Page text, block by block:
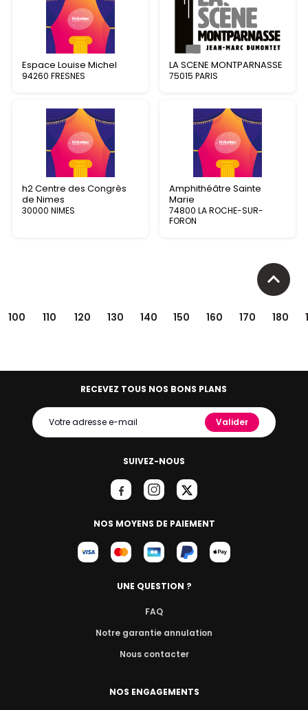
Espace Louise Michel
94260 FRESNES
LA SCENE MONTPARNASSE
75015 PARIS
h2 Centre des Congrès
de Nimes
30000 NIMES
Amphithéâtre Sainte
Marie
74800 LA ROCHE-SUR-
FORON
100 110 120 130 140 150 160 170 180
SUIVEZ-NOUS
NOS MOYENS DE PAIEMENT
RECEVEZ TOUS NOS BONS PLANS
Valider
UNE QUESTION ?
FAQ
Notre garantie annulation
Nous contacter
NOS ENGAGEMENTS